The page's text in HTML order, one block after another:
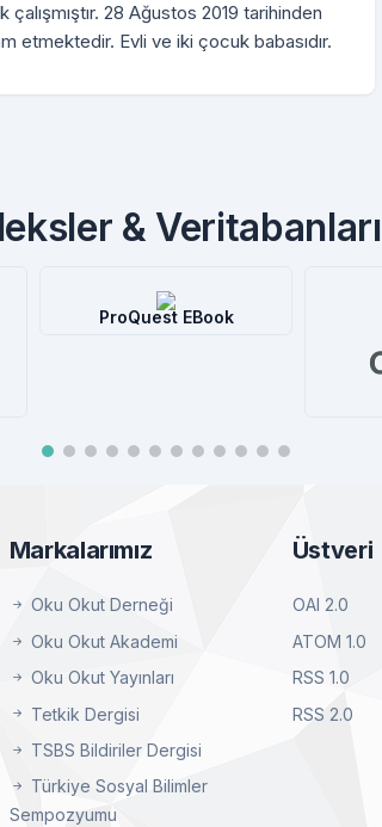
28 Ağustos 2019 tarihinden
etmektedir. Evli ve iki çocuk babasıdır.
& Veritabanları
Crossref
Markalarımız
Oku Okut Derneği
Oku Okut Akademi
Oku Okut Yayınları
Tetkik Dergisi
TSBS Bildiriler Dergisi
Türkiye Sosyal Bilimler
Sempozyumu
Üstveri
OAI 2.0
ATOM 1.0
RSS 1.0
RSS 2.0